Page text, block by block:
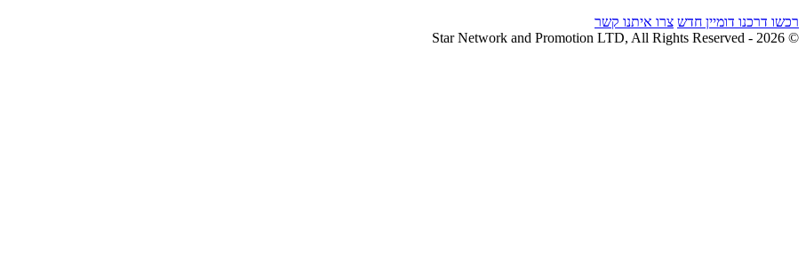
רכשו דרכנו דומיין חדש צרו איתנו קשר
© 2026 - Star Network and Promotion LTD, All Rights Reserved